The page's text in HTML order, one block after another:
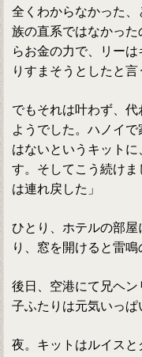
全くわからなかった
族の直系ではなかっ
らお金の力で、リー
りすまそうとしたと言
でもそれは叶わず、
ようでした。ハノイ
はないというキット
す。そしてこう続け
は連れ戻した」
ひとり、ホテルの部
り、窓を開けると雷鳴
後日、空港にて兄ヘ
子ふたりは元気いっぱ
夜。キットはルイス